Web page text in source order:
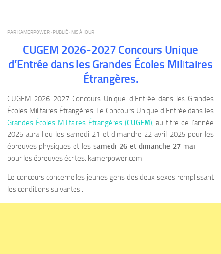
PAR KAMERPOWER· PUBLIÉ · MIS À JOUR
CUGEM 2026-2027 Concours Unique
d’Entrée dans les Grandes Écoles Militaires
Étrangères.
CUGEM 2026-2027 Concours Unique d’Entrée dans les Grandes
Écoles Militaires Étrangères. Le Concours Unique d’Entrée dans les
Grandes Écoles Militaires Étrangères (CUGEM), au titre de l’année
2025 aura lieu les samedi 21 et dimanche 22 avril 2025 pour les
épreuves physiques et les samedi 26 et dimanche 27 mai
pour les épreuves écrites. kamerpower.com
Le concours concerne les jeunes gens des deux sexes remplissant
les conditions suivantes :